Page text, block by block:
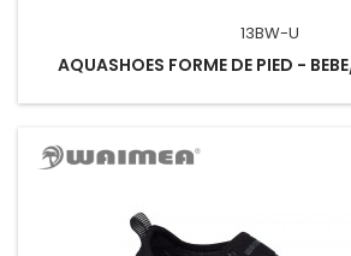
13BW-U
AQUASHOES FORME DE PIED -